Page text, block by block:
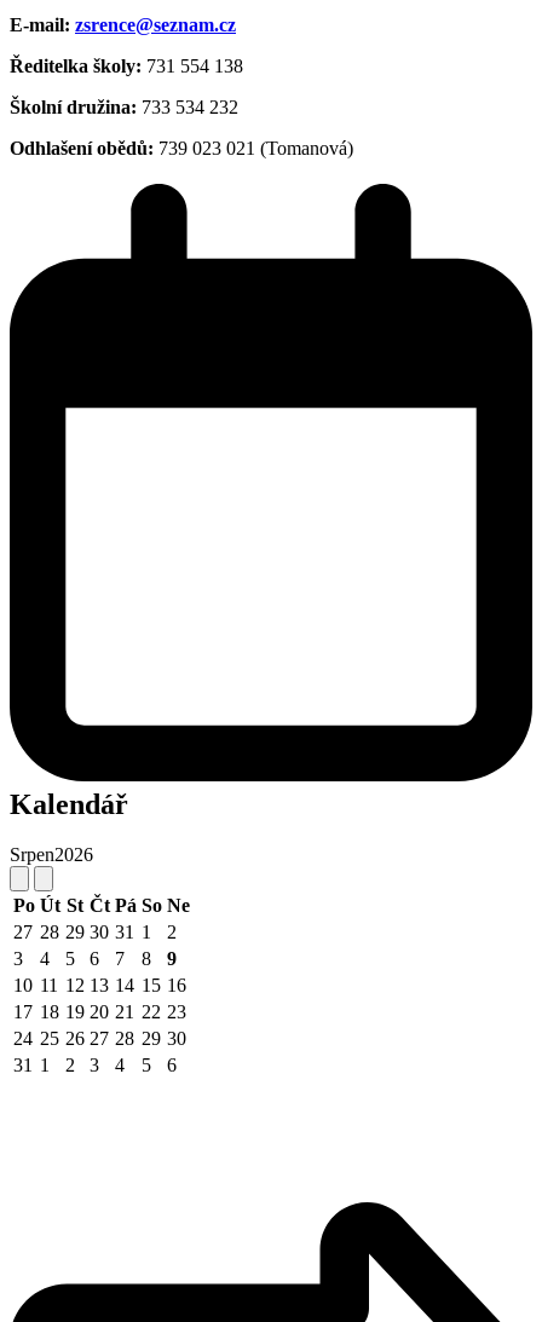
E-mail: zsrence@seznam.cz
Ředitelka školy: 731 554 138
Školní družina: 733 534 232
Odhlašení obědů: 739 023 021 (Tomanová)
Kalendář
Srpen2026
Po Út St Čt Pá So Ne
27 28 29 30 31 1
2
3
4 5 6 7 8
9
10 11 12 13 14 15 16
17 18 19 20 21 22 23
24 25 26 27 28 29 30
31 1 2 3 4 5 6